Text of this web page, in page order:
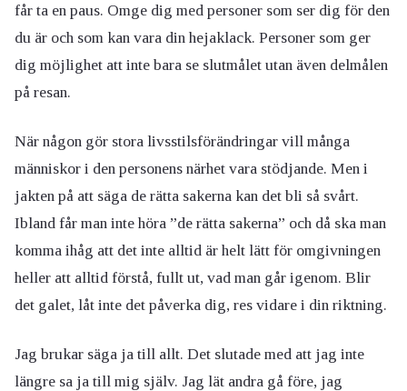
får ta en paus. Omge dig med personer som ser dig för den
du är och som kan vara din hejaklack. Personer som ger
dig möjlighet att inte bara se slutmålet utan även delmålen
på resan.
När någon gör stora livsstilsförändringar vill många
människor i den personens närhet vara stödjande. Men i
jakten på att säga de rätta sakerna kan det bli så svårt.
Ibland får man inte höra ”de rätta sakerna” och då ska man
komma ihåg att det inte alltid är helt lätt för omgivningen
heller att alltid förstå, fullt ut, vad man går igenom. Blir
det galet, låt inte det påverka dig, res vidare i din riktning.
Jag brukar säga ja till allt. Det slutade med att jag inte
längre sa ja till mig själv. Jag lät andra gå före, jag